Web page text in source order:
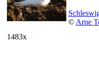
1483x
© Arne